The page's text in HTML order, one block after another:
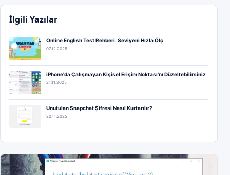
İlgili Yazılar
Online English Test Rehberi: Seviyeni Hızla Ölç
07.12.2025
iPhone'da Çalışmayan Kişisel Erişim Noktası'nı Düzeltebilirsiniz
21.11.2025
Unutulan Snapchat Şifresi Nasıl Kurtarılır?
20.11.2025